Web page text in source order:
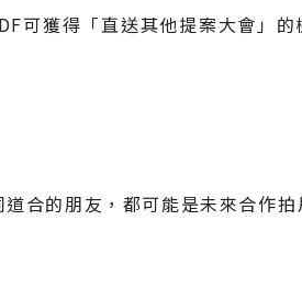
可獲得「直送其他提案大會」
合的朋友，都可能是未來合作